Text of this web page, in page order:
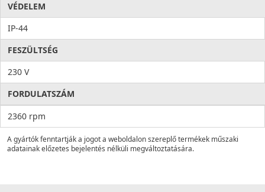
VÉDELEM
IP-44
FESZÜLTSÉG
230 V
FORDULATSZÁM
2360 rpm
A gyártók fenntartják a jogot a weboldalon szereplő termékek műszaki
adatainak előzetes bejelentés nélküli megváltoztatására.